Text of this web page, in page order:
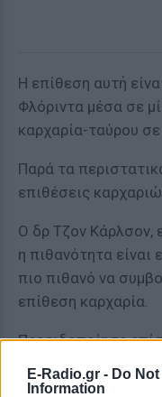
E-Radio.gr - Do
Information
Η επίθεση αυτή
Φλόριντα μέσα σε
καρχαρία-ταύρου
Παρά τα
επιθέσεις
Ο δρ Τζον Κάρλσον,
η πιθανότητα είναι
πιο πιθανό να
επίθεση καρχαρία.
Προειδοποίησε
σε ώρες αυγής ή